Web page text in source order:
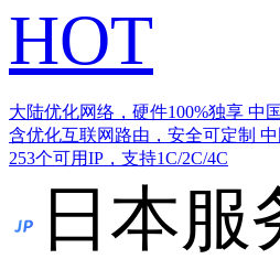
HOT
大陆优化网络，硬件100%独享 中
含优化互联网路由，安全可定制
253个可用IP，支持1C/2C/4C
日本服